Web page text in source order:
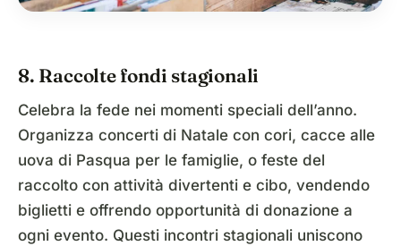
8. Raccolte fondi stagionali
Celebra la fede nei momenti speciali dell’anno.
Organizza concerti di Natale con cori, cacce alle
uova di Pasqua per le famiglie, o feste del
raccolto con attività divertenti e cibo, vendendo
biglietti e offrendo opportunità di donazione a
ogni evento. Questi incontri stagionali uniscono